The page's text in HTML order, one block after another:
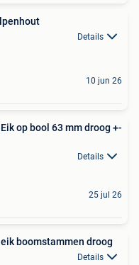
Details
10 jun 26
op bool 63 mm droog +-
Details
25 jul 26
boomstammen droog
Details